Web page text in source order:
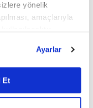
yönelik
amaçlarıyla
bilgi için
Bilgilendirme
Kanunu uyarınca
Ayarlar
Et
Dijital Kart
Konut, Kasko ve
ile vade farksız
sunuluyor.
ve müşteri
ihtiyaç